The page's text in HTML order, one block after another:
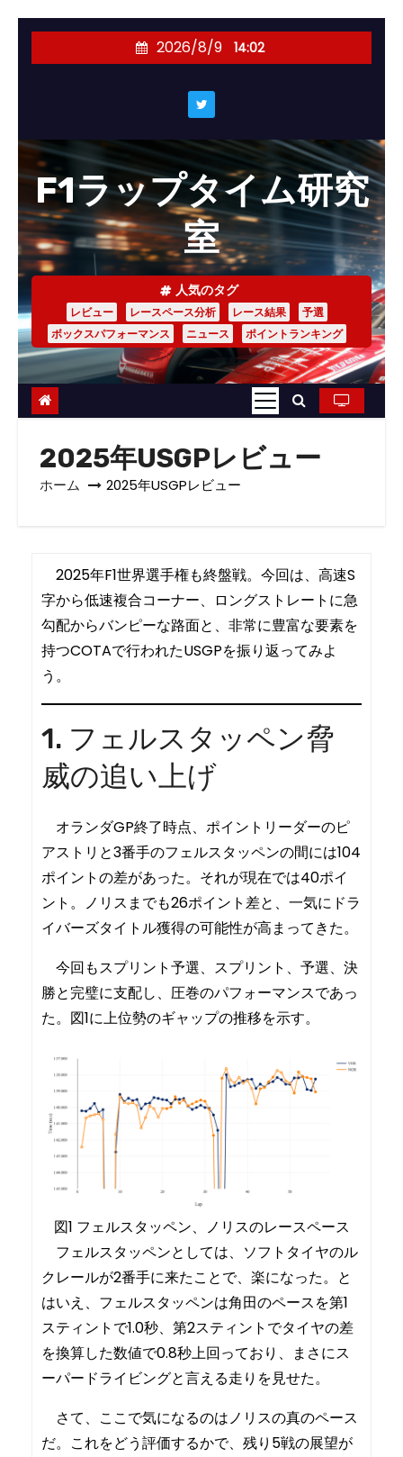
ス
キ
ッ
プ
2026/8/9 14:02
F1ラップタイム研究
室
人気のタグ
レビュー レースペース分析 レース結果
予選
ボックスパフォーマンス
ニュース ポイントランキング
2025年USGPレビュー
ホーム 2025年USGPレビュー
2025年F1世界選手権も終盤戦。今回は、高速S
字から低速複合コーナー、ロングストレートに急
勾配からバンピーな路面と、非常に豊富な要素を
持つCOTAで行われたUSGPを振り返ってみよ
う。
1. フェルスタッペン脅
威の追い上げ
オランダGP終了時点、ポイントリーダーのピ
アストリと3番手のフェルスタッペンの間には104
ポイントの差があった。それが現在では40ポイ
ント。ノリスまでも26ポイント差と、一気にドラ
イバーズタイトル獲得の可能性が高まってきた。
今回もスプリント予選、スプリント、予選、決
勝と完璧に支配し、圧巻のパフォーマンスであっ
た。図1に上位勢のギャップの推移を示す。
図1 フェルスタッペン、ノリスのレースペース
フェルスタッペンとしては、ソフトタイヤのル
クレールが2番手に来たことで、楽になった。と
はいえ、フェルスタッペンは角田のペースを第1
スティントで1.0秒、第2スティントでタイヤの差
を換算した数値で0.8秒上回っており、まさにス
ーパードライビングと言える走りを見せた。
さて、ここで気になるのはノリスの真のペース
だ。これをどう評価するかで、残り5戦の展望が